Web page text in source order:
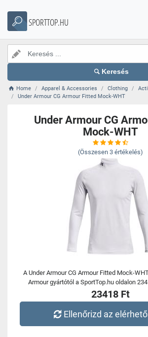
SPORTTOP.HU
Keresés
Home Apparel & Accessories Clothing
Under Armour CG Armour Fitted Mock-WHT
Under Armour CG
Mock-WHT
(Összesen 3 értékelés)
A Under Armour CG Armour Fitted Mock-
Armour gyártótól a SportTop.hu oldalon
23418 Ft
Ellenőrizd az